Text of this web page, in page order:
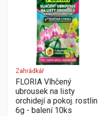
Zahrádkář
FLORIA Vlhčený
ubrousek na listy
orchidejí a pokoj. rostlin
6g - balení 10ks